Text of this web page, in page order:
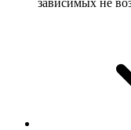
зависимых не